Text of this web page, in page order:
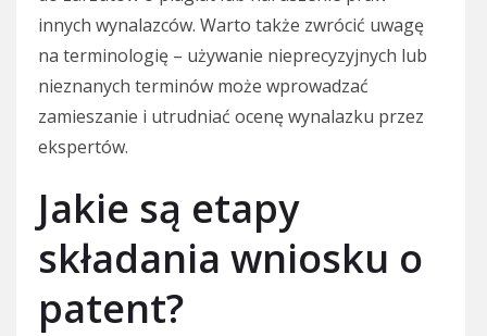
innych wynalazców. Warto także zwrócić uwagę
na terminologię – używanie nieprecyzyjnych lub
nieznanych terminów może wprowadzać
zamieszanie i utrudniać ocenę wynalazku przez
ekspertów.
Jakie są etapy
składania wniosku o
patent?